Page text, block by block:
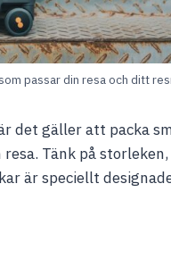
passar din resa och ditt
det gäller att packa
Tänk på
är speciellt